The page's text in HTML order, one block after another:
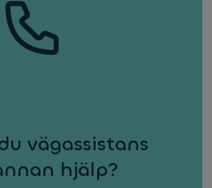
vägassistans
hjälp?